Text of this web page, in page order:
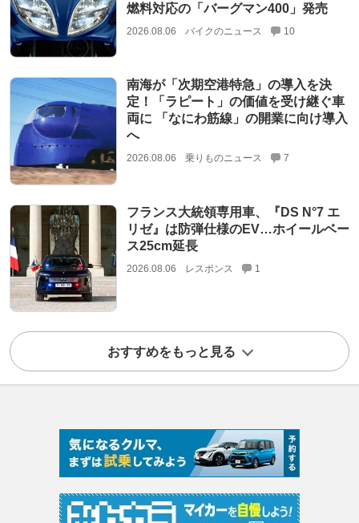
燃料対応の「バーグマン400」発売
2026.08.06 バイクのニュース 10
南海が「次期空港特急」の導入を決
定！「ラピート」の価値を受け継ぐ車
両に 「なにわ筋線」の開業に向け導入
へ
2026.08.06 乗りものニュース 7
フランス大統領専用車、『DS N°7 エ
リゼ』は防弾仕様のEV…ホイールベー
ス25cm延長
2026.08.06 レスポンス 1
おすすめをもっと見る